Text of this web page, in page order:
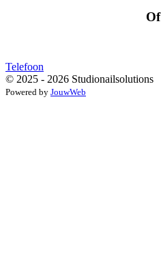
Of
Telefoon
© 2025 - 2026 Studionailsolutions
Powered by JouwWeb